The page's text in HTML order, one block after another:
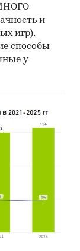
и
и базы
и
игр),
способы
у